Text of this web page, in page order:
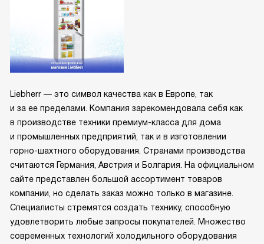
Liebherr — это символ качества как в Европе, так
и за ее пределами. Компания зарекомендовала себя как
в производстве техники премиум-класса для дома
и промышленных предприятий, так и в изготовлении
горно-шахтного оборудования. Странами производства
считаются Германия, Австрия и Болгария. На официальном
сайте представлен большой ассортимент товаров
компании, но сделать заказ можно только в магазине.
Специалисты стремятся создать технику, способную
удовлетворить любые запросы покупателей. Множество
современных технологий холодильного оборудования